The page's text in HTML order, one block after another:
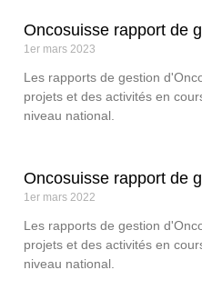
Oncosuisse rapport de
1er mars 2023
Les rapports de gestion
projets et des activités en
niveau national.
Oncosuisse rapport de
1er mars 2022
Les rapports de gestion
projets et des activités en
niveau national.